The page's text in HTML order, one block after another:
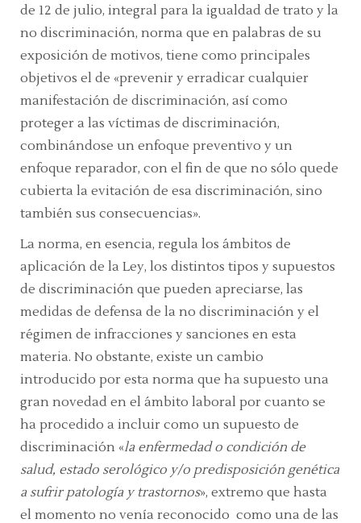
de 12 de julio, integral para la igualdad de trato y la
no discriminación, norma que en palabras de su
exposición de motivos, tiene como principales
objetivos el de «prevenir y erradicar cualquier
manifestación de discriminación, así como
proteger a las víctimas de discriminación,
combinándose un enfoque preventivo y un
enfoque reparador, con el fin de que no sólo quede
cubierta la evitación de esa discriminación, sino
también sus consecuencias».
La norma, en esencia, regula los ámbitos de
aplicación de la Ley, los distintos tipos y supuestos
de discriminación que pueden apreciarse, las
medidas de defensa de la no discriminación y el
régimen de infracciones y sanciones en esta
materia. No obstante, existe un cambio
introducido por esta norma que ha supuesto una
gran novedad en el ámbito laboral por cuanto se
ha procedido a incluir como un supuesto de
discriminación «la enfermedad o condición de
salud, estado serológico y/o predisposición genética
a sufrir patología y trastornos», extremo que hasta
el momento no venía reconocido como una de las